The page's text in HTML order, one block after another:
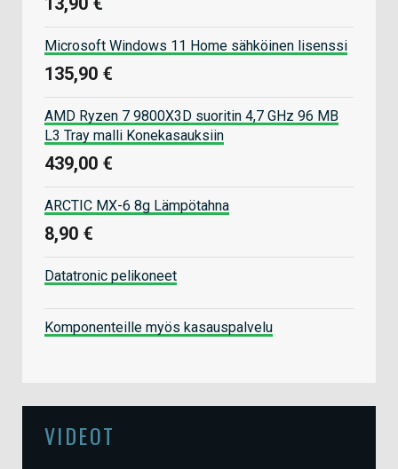
Microsoft Windows 11 Home sähköinen lisenssi
135,90 €
AMD Ryzen 7 9800X3D suoritin 4,7 GHz 96 MB
L3 Tray malli Konekasauksiin
439,00 €
ARCTIC MX-6 8g Lämpötahna
8,90 €
Datatronic pelikoneet
Komponenteille myös kasauspalvelu
VIDEOT